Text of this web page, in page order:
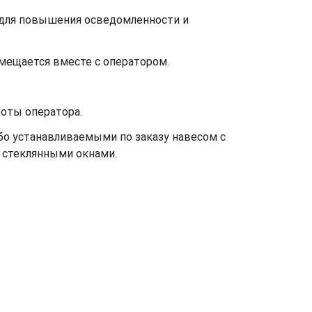
повышения осведомленности и
вместе с оператором.
оператора.
по заказу навесом с
окнами.